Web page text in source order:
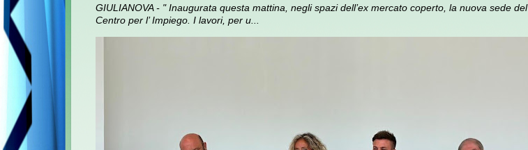
GIULIANOVA - " Inaugurata questa mattina, negli spazi dell’ex mercato coperto, la nuova sede del
Centro per l’ Impiego. I lavori, per u...